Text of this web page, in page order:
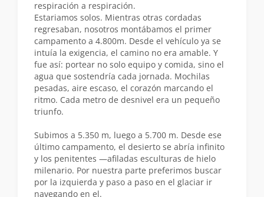
respiración a respiración.
Estariamos solos. Mientras otras cordadas
regresaban, nosotros montábamos el primer
campamento a 4.800m. Desde el vehículo ya se
intuía la exigencia, el camino no era amable. Y
fue así: portear no solo equipo y comida, sino el
agua que sostendría cada jornada. Mochilas
pesadas, aire escaso, el corazón marcando el
ritmo. Cada metro de desnivel era un pequeño
triunfo.
Subimos a 5.350 m, luego a 5.700 m. Desde ese
último campamento, el desierto se abría infinito
y los penitentes —afiladas esculturas de hielo
milenario. Por nuestra parte preferimos buscar
por la izquierda y paso a paso en el glaciar ir
navegando en el.